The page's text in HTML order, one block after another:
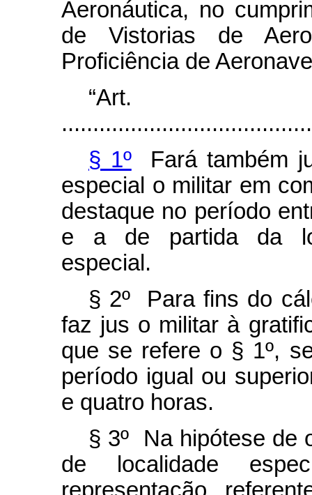
Aeronáutica, no
de Vistorias de
Proficiência de
§ 1ºFará também
especial o militar em
destaque no período
e a de partida da
especial.
§ 2º Para fins do
faz jus o militar à
que se refere o § 1º,
período igual ou
e quatro horas.
§ 3º Na hipótese de
de localidade